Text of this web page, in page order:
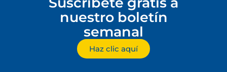
nuestro boletín
semanal
Haz clic aquí